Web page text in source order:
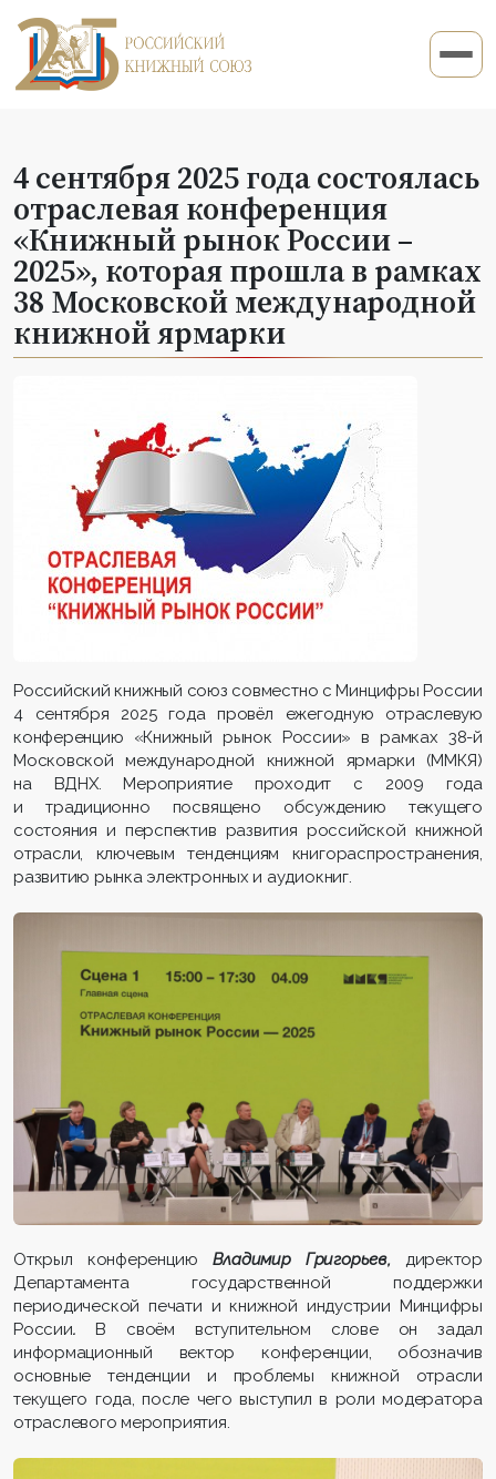
4 сентября 2025 года состоялась
отраслевая конференция
«Книжный рынок России –
2025», которая прошла в рамках
38 Московской международной
книжной ярмарки
Российский книжный союз совместно с Минцифры России
4 сентября 2025 года провёл ежегодную отраслевую
конференцию «Книжный рынок России» в рамках 38-й
Московской международной книжной ярмарки (ММКЯ)
на ВДНХ. Мероприятие проходит с 2009 года
и традиционно посвящено обсуждению текущего
состояния и перспектив развития российской книжной
отрасли, ключевым тенденциям книгораспространения,
развитию рынка электронных и аудиокниг.
Открыл конференцию Владимир Григорьев, директор
Департамента государственной поддержки
периодической печати и книжной индустрии Минцифры
России.В своём вступительном слове он задал
информационный вектор конференции, обозначив
основные тенденции и проблемы книжной отрасли
текущего года, после чего выступил в роли модератора
отраслевого мероприятия.